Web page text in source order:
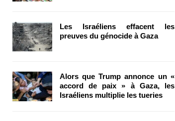
Les Israéliens effacent les
preuves du génocide à Gaza
Alors que Trump annonce un «
accord de paix » à Gaza, les
Israéliens multiplie les tueries